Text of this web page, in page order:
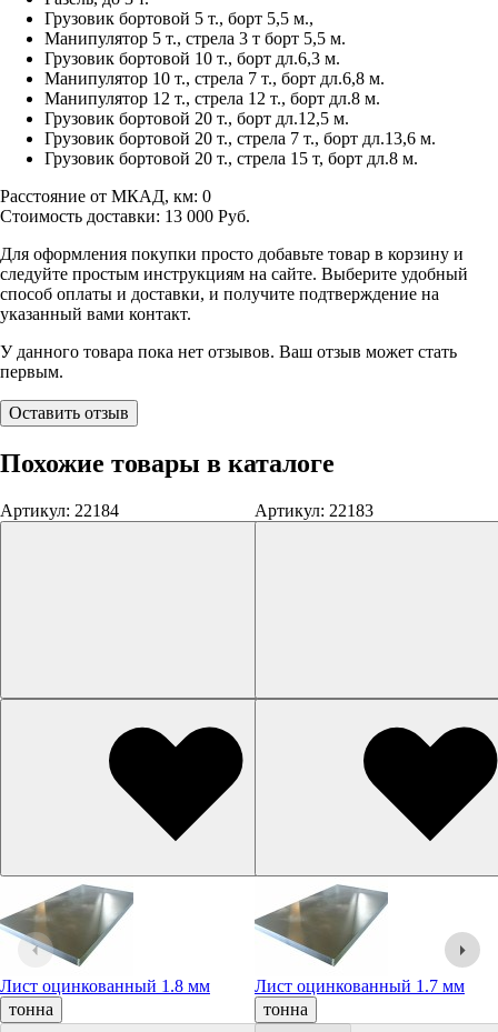
Грузовик бортовой 5 т., борт 5,5 м.,
Манипулятор 5 т., стрела 3 т борт 5,5 м.
Грузовик бортовой 10 т., борт дл.6,3 м.
Манипулятор 10 т., стрела 7 т., борт дл.6,8 м.
Манипулятор 12 т., стрела 12 т., борт дл.8 м.
Грузовик бортовой 20 т., борт дл.12,5 м.
Грузовик бортовой 20 т., стрела 7 т., борт дл.13,6 м.
Грузовик бортовой 20 т., стрела 15 т, борт дл.8 м.
Расстояние от МКАД, км: 0
Стоимость доставки: 13 000 Руб.
Для оформления покупки просто добавьте товар в корзину и
следуйте простым инструкциям на сайте. Выберите удобный
способ оплаты и доставки, и получите подтверждение на
указанный вами контакт.
У данного товара пока нет отзывов. Ваш отзыв может стать
первым.
Оставить отзыв
Похожие товары в каталоге
Артикул: 22184
Лист оцинкованный 1.8 мм
тонна
Артикул: 22183
Лист оцинкованный 1.7 мм
тонна